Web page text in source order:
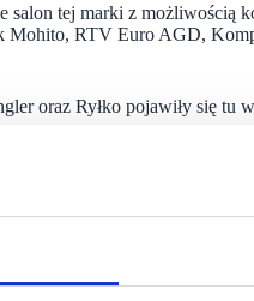
salon tej marki z możliwością
Mohito, RTV Euro AGD,
oraz Ryłko pojawiły się tu
w Rudzie Śląskiej Coral,
lidera rynku Klépierre.
ale także miejsca